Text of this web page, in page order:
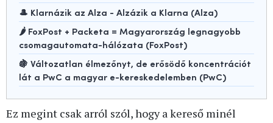
🎩 Klarnázik az Alza - Alzázik a Klarna (Alza)
🌶️ FoxPost + Packeta = Magyarország legnagyobb
csomagautomata-hálózata (FoxPost)
🍇 Változatlan élmezőnyt, de erősödő koncentrációt
lát a PwC a magyar e-kereskedelemben (PwC)
Ez megint csak arról szól, hogy a kereső minél